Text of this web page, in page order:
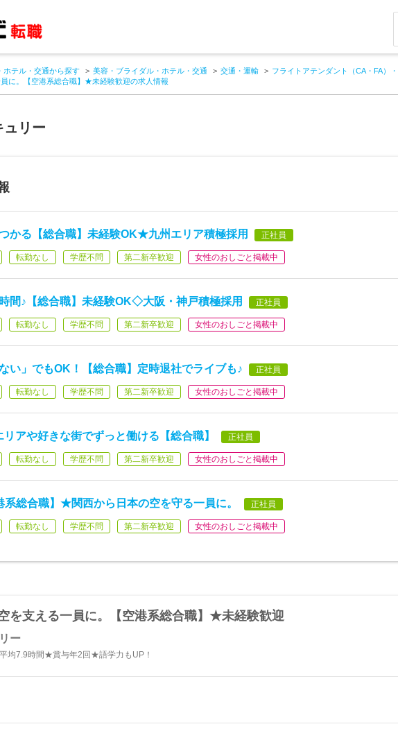
ホテル・交通から探す 美容・ブライダル・ホテル・交通 交通・運輸 フライトアテンダント（CA・FA）
に。【空港系総合職】★未経験歓迎の求人情報
ュリー
かる【総合職】未経験OK★九州エリア積極採用 正社員
転勤なし 学歴不問 第二新卒歓迎 女性のおしごと掲載中
間♪【総合職】未経験OK◇大阪・神戸積極採用 正社員
転勤なし 学歴不問 第二新卒歓迎 女性のおしごと掲載中
い」でもOK！【総合職】定時退社でライブも♪ 正社員
転勤なし 学歴不問 第二新卒歓迎 女性のおしごと掲載中
アや好きな街でずっと働ける【総合職】 正社員
転勤なし 学歴不問 第二新卒歓迎 女性のおしごと掲載中
総合職】★関西から日本の空を守る一員に。 正社員
転勤なし 学歴不問 第二新卒歓迎 女性のおしごと掲載中
を支える一員に。【空港系総合職】★未経験歓迎
ー
均7.9時間★賞与年2回★語学力もUP！